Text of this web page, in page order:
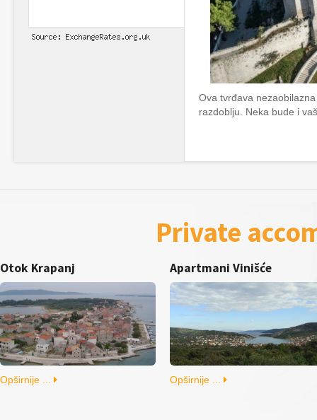
Ova tvrđava
razdoblju. Neka bude i
Private
Otok Krapanj
Opširnije ...
Apartmani Vinišće
Opširnije ...